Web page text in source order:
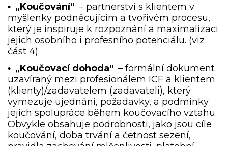
• „Koučování“ – partnerství s klientem v
myšlenky podněcujícím a tvořivém procesu,
který je inspiruje k rozpoznání a maximalizaci
jejich osobního i profesního potenciálu. (viz
část 4)
• „Koučovací dohoda“ – formální dokument
uzavíraný mezi profesionálem ICF a klientem
(klienty)/zadavatelem (zadavateli), který
vymezuje ujednání, požadavky, a podmínky
jejich spolupráce během koučovacího vztahu.
Obvykle obsahuje podrobnosti, jako jsou cíle
koučování, doba trvání a četnost sezení,